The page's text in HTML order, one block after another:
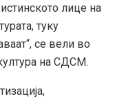
лице на
туку
се вели во
на СДСМ.